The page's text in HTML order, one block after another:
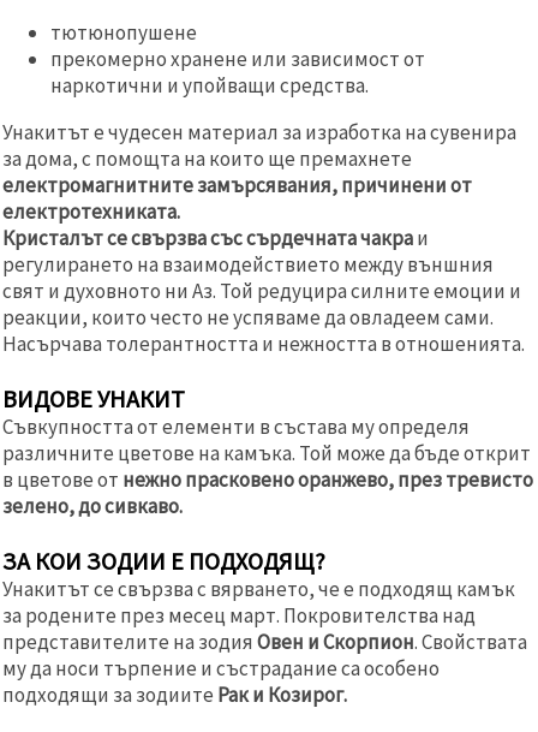
тютюнопушене
прекомерно хранене или зависимост от
наркотични и упойващи средства.
Унакитът е чудесен материал за изработка на сувенира
за дома, с помощта на които ще премахнете
електромагнитните замърсявания, причинени от
електротехниката.
Кристалът се свързва със сърдечната чакраи
регулирането на взаимодействието между външния
свят и духовното ни Аз. Той редуцира силните емоции и
реакции, които често не успяваме да овладеем сами.
Насърчава толерантността и нежността в отношенията.
ВИДОВЕ УНАКИТ
Съвкупността от елементи в състава му определя
различните цветове на камъка. Той може да бъде открит
в цветове от нежно прасковено оранжево, през тревисто
зелено, до сивкаво.
ЗА КОИ ЗОДИИ Е ПОДХОДЯЩ?
Унакитът се свързва с вярването, че е подходящ камък
за родените през месец март. Покровителства над
представителите на зодия Овен и Скорпион. Свойствата
му да носи търпение и състрадание са особено
подходящи за зодиите Рак и Козирог.